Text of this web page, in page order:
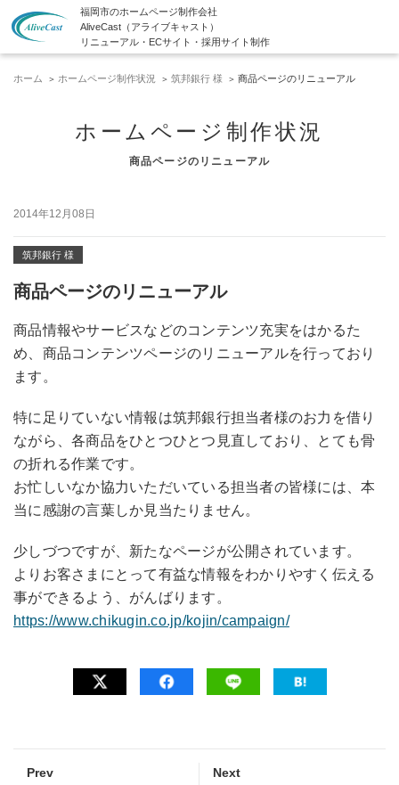
福岡市のホームページ制作会社
AliveCast（アライブキャスト）
リニューアル・ECサイト・採用サイト制作
ホーム ホームページ制作状況 筑邦銀行 様 商品ページのリニューアル
ホームページ制作状況
商品ページのリニューアル
2014年12月08日
筑邦銀行 様
商品ページのリニューアル
商品情報やサービスなどのコンテンツ充実をはかるた
め、商品コンテンツページのリニューアルを行っており
ます。
特に足りていない情報は筑邦銀行担当者様のお力を借り
ながら、各商品をひとつひとつ見直しており、とても骨
の折れる作業です。
お忙しいなか協力いただいている担当者の皆様には、本
当に感謝の言葉しか見当たりません。
少しづつですが、新たなページが公開されています。
よりお客さまにとって有益な情報をわかりやすく伝える
事ができるよう、がんばります。
https://www.chikugin.co.jp/kojin/campaign/
Prev Next